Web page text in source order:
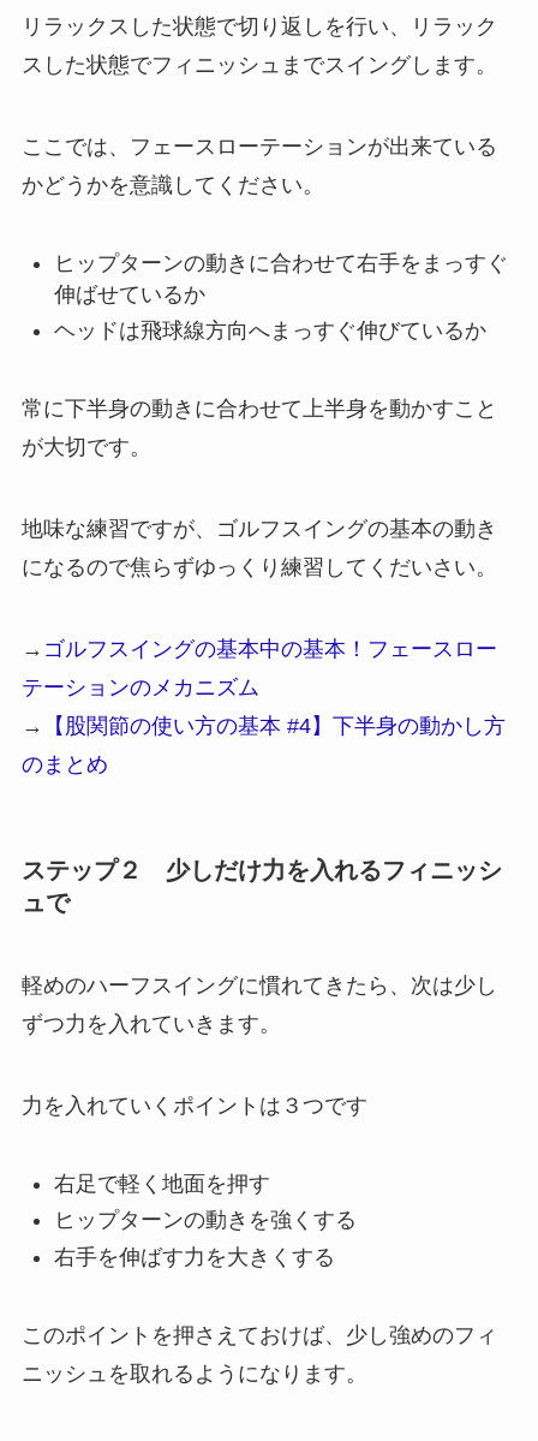
リラックスした状態で切り返しを行い、リラック
スした状態でフィニッシュまでスイングします。
ここでは、フェースローテーションが出来ている
かどうかを意識してください。
ヒップターンの動きに合わせて右手をまっすぐ
伸ばせているか
ヘッドは飛球線方向へまっすぐ伸びているか
常に下半身の動きに合わせて上半身を動かすこと
が大切です。
地味な練習ですが、ゴルフスイングの基本の動き
になるので焦らずゆっくり練習してくだいさい。
→ ゴルフスイングの基本中の基本！フェースロー
テーションのメカニズム
→
【股関節の使い方の基本 #4】下半身の動かし方
のまとめ
ステップ２ 少しだけ力を入れるフィニッシ
ュで
軽めのハーフスイングに慣れてきたら、次は少し
ずつ力を入れていきます。
力を入れていくポイントは３つです
右足で軽く地面を押す
ヒップターンの動きを強くする
右手を伸ばす力を大きくする
このポイントを押さえておけば、少し強めのフィ
ニッシュを取れるようになります。